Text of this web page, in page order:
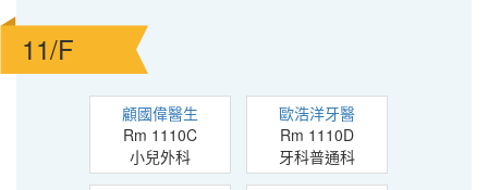
11/F
顧國偉醫生
Rm 1110C
小兒外科
歐浩洋牙醫
Rm 1110D
牙科普通科